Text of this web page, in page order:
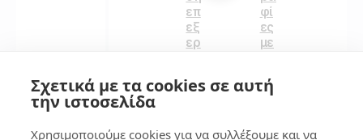
επ
εξ
ερ
ών
p
φί
ες
με
on
ς
Σχετικά με τα cookies σε αυτή
την ιστοσελίδα
Χρησιμοποιούμε cookies για να συλλέξουμε και να